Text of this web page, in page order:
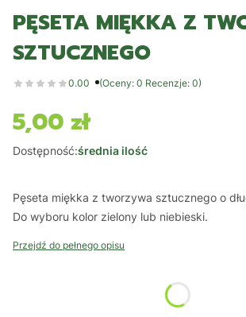
PĘSETA MIĘKKA Z
SZTUCZNEGO
0.00 (Oceny: 0 Recenzje: 0)
Cena
5,00 zł
Dostępność:średnia ilość
Pęseta miękka z tworzywa sztucznego o
Do wyboru kolor zielony lub niebieski.
Przejdź do pełnego opisu